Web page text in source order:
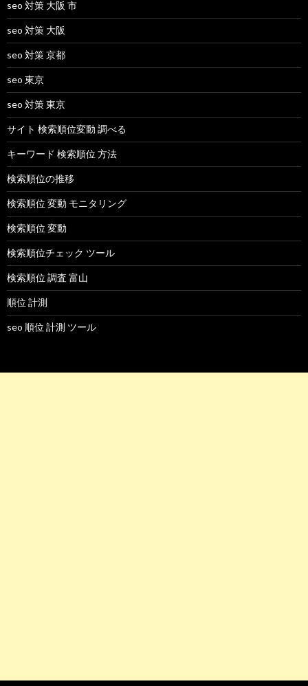
seo 対策 大阪 市
seo 対策 大阪
seo 対策 京都
seo 東京
seo 対策 東京
サイト 検索順位変動 調べる
キーワード 検索順位 方法
検索順位の推移
検索順位 変動 モニタリング
検索順位 変動
検索順位チェック ツール
検索順位 調査 富山
順位 計測
seo 順位 計測 ツール